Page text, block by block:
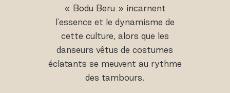
« Bodu Beru » incarnent
l'essence et le dynamisme de
cette culture, alors que les
danseurs vêtus de costumes
éclatants se meuvent au rythme
des tambours.